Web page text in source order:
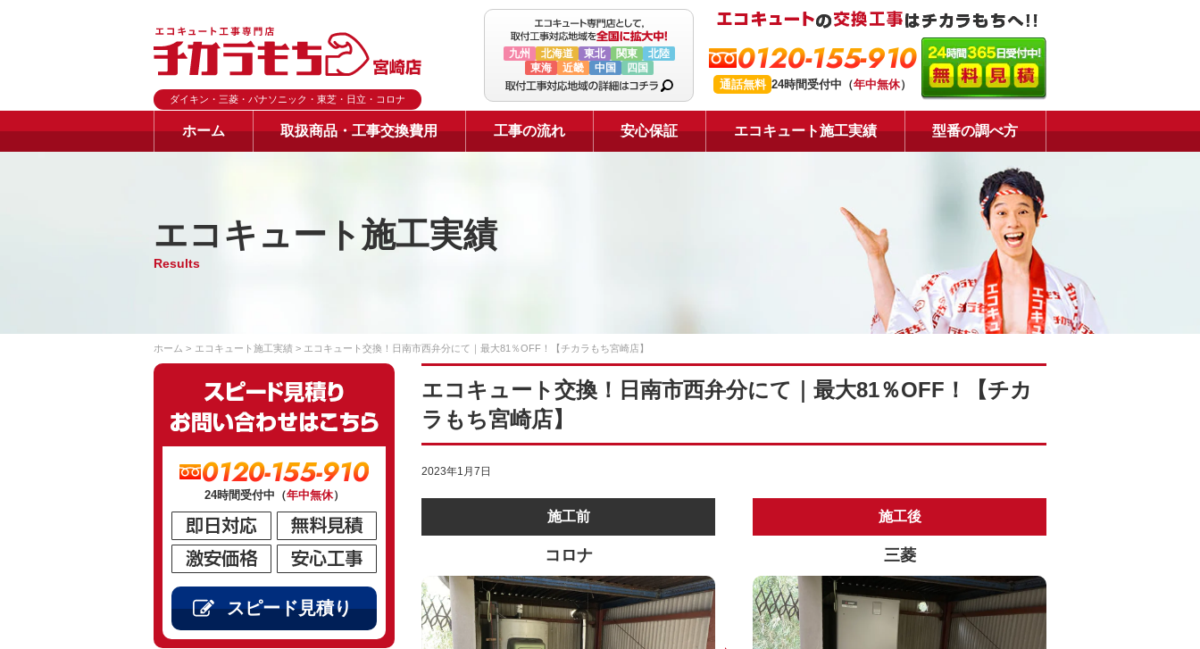
ダイキン・三菱・パナソニック・東芝・日立・コロナ
九州 北海道 東北 関東
北陸
東海
近畿 中国 四国 0120-155-910
通話無料 24時間受付中（年中無休）
ホーム 取扱商品・工事交換費用 工事の流れ 安心保証 エコキュート施工実績 型番の調べ方
エコキュート施工実績
Results
ホーム エコキュート施工実績 エコキュート交換！日南市西弁分にて｜最大81％OFF！【チカラもち宮崎店】
エコキュート交換！日南市西弁分にて｜最大81％OFF！【チカ
ラもち宮崎店】
2023年1月7日
施工前
コロナ
施工後
三菱
0120-155-910
24時間受付中（年中無休）
スピード見積り